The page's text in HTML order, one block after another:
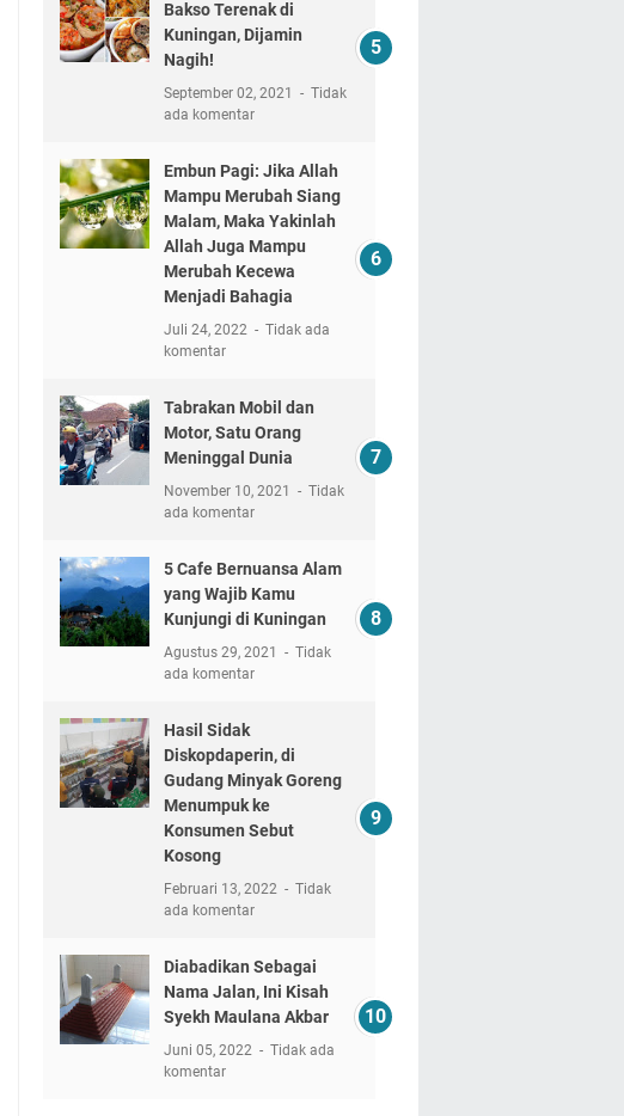
Bakso Terenak di
Kuningan, Dijamin
Nagih!
September 02, 2021
Tidak
ada komentar
Embun Pagi: Jika Allah
Mampu Merubah Siang
Malam, Maka Yakinlah
Allah Juga Mampu
Merubah Kecewa
Menjadi Bahagia
Juli 24, 2022
Tidak ada
komentar
Tabrakan Mobil dan
Motor, Satu Orang
Meninggal Dunia
November 10, 2021
Tidak
ada komentar
5 Cafe Bernuansa Alam
yang Wajib Kamu
Kunjungi di Kuningan
Agustus 29, 2021
Tidak
ada komentar
Hasil Sidak
Diskopdaperin, di
Gudang Minyak Goreng
Menumpuk ke
Konsumen Sebut
Kosong
Februari 13, 2022
Tidak
ada komentar
Diabadikan Sebagai
Nama Jalan, Ini Kisah
Syekh Maulana Akbar
Juni 05, 2022
Tidak ada
komentar